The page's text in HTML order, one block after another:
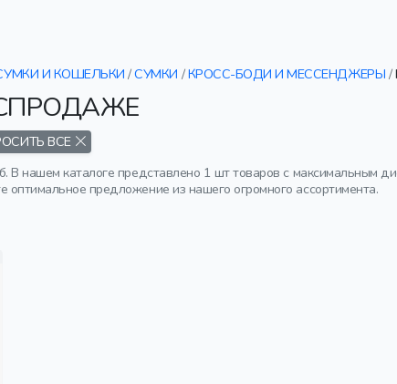
И КОШЕЛЬКИ /СУМКИ /КРОСС-БОДИ И МЕССЕНДЖЕРЫ /
ВСЕ
нашем каталоге представлено 1 шт товаров с максимальным
предложение из нашего огромного ассортимента.